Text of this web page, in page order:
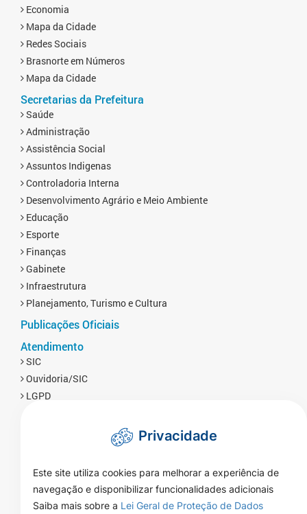
Economia
Mapa da Cidade
Redes Sociais
Brasnorte em Números
Mapa da Cidade
Secretarias da Prefeitura
Saúde
Administração
Assistência Social
Assuntos Indigenas
Controladoria Interna
Desenvolvimento Agrário e Meio Ambiente
Educação
Esporte
Finanças
Gabinete
Infraestrutura
Planejamento, Turismo e Cultura
Publicações Oficiais
Atendimento
SIC
Ouvidoria/SIC
LGPD
Privacidade
Este site utiliza cookies para melhorar a experiência de
navegação e disponibilizar funcionalidades adicionais
Saiba mais sobre a Lei Geral de Proteção de Dados